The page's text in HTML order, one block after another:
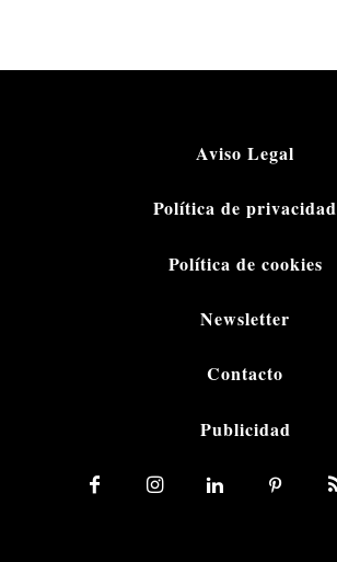
Aviso Legal
Política de privacidad
Política de cookies
Newsletter
Contacto
Publicidad